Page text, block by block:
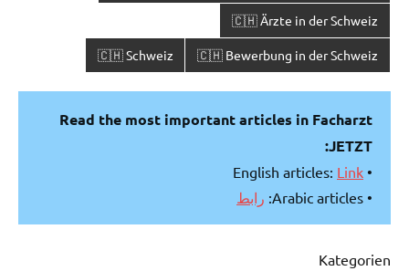
🇨🇭 Ärzte in der Schweiz
🇨🇭 Bewerbung in der Schweiz
🇨🇭 Schweiz
Read the most important articles in Facharzt
JETZT:
• English articles:
Link
• Arabic articles:
رابط
Kategorien